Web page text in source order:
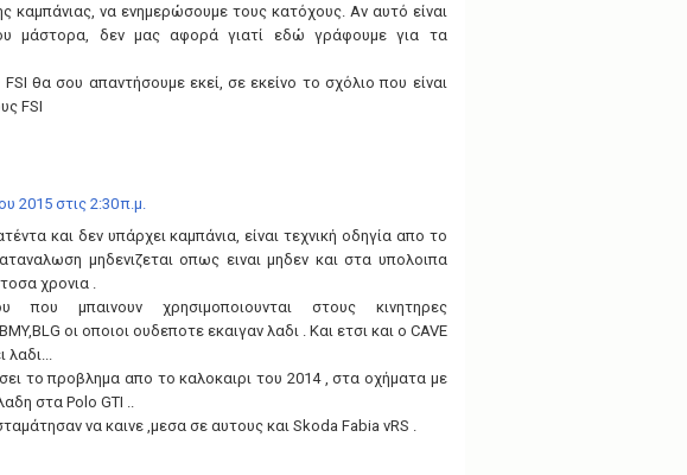
καμπάνιας, να ενημερώσουμε τους κατόχους. Αν αυτό είναι
μάστορα, δεν μας αφορά γιατί εδώ γράφουμε για τα
θα σου απαντήσουμε εκεί, σε εκείνο το σχόλιο που είναι
FSI
2015 στις 2:30 π.μ.
και δεν υπάρχει καμπάνια, είναι τεχνική οδηγία απο το
μηδενιζεται οπως ειναι μηδεν και στα υπολοιπα
χρονια .
που μπαινουν χρησιμοποιουνται στους κινητηρες
οι οποιοι ουδεποτε εκαιγαν λαδι . Και ετσι και ο CAVE
το προβλημα απο το καλοκαιρι του 2014 , στα οχήματα με
στα Polo GTI ..
να καινε ,μεσα σε αυτους και Skoda Fabia vRS .